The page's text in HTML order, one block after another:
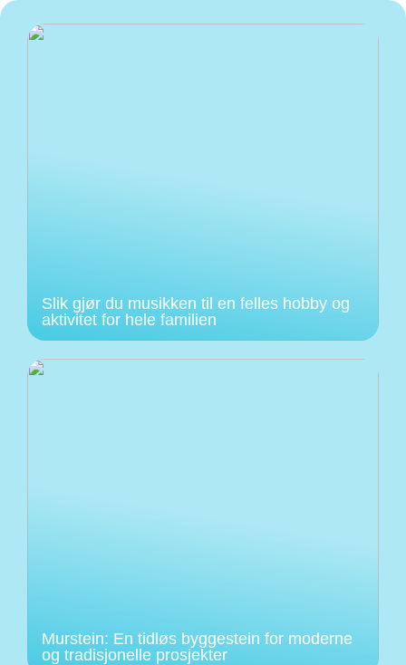
Slik gjør du musikken til en felles hobby og
aktivitet for hele familien
Murstein: En tidløs byggestein for moderne
og tradisjonelle prosjekter